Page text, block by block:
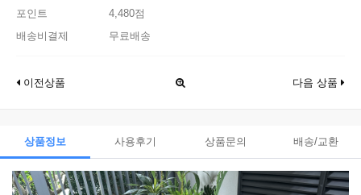
포인트
4,480점
배송비결제
무료배송
이전상품 다음 상품
상품정보 사용후기 상품문의 배송/교환